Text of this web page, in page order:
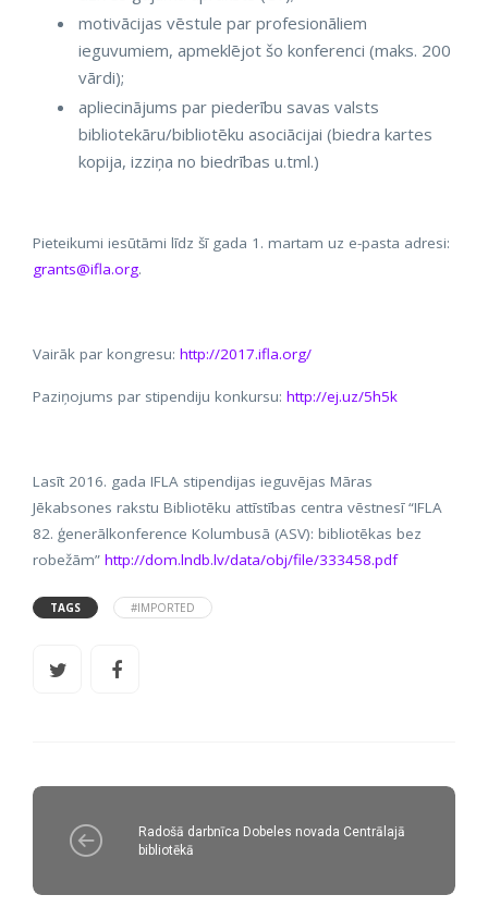
motivācijas vēstule par profesionāliem
ieguvumiem, apmeklējot šo konferenci (maks. 200
vārdi);
apliecinājums par piederību savas valsts
bibliotekāru/bibliotēku asociācijai (biedra kartes
kopija, izziņa no biedrības u.tml.)
Pieteikumi iesūtāmi līdz šī gada 1. martam uz e-pasta adresi:
grants@ifla.org.
Vairāk par kongresu: http://2017.ifla.org/
Paziņojums par stipendiju konkursu: http://ej.uz/5h5k
Lasīt 2016. gada IFLA stipendijas ieguvējas Māras
Jēkabsones rakstu Bibliotēku attīstības centra vēstnesī “IFLA
82. ģenerālkonference Kolumbusā (ASV): bibliotēkas bez
robežām” http://dom.lndb.lv/data/obj/file/333458.pdf
TAGS #IMPORTED
Radošā darbnīca Dobeles novada Centrālajā
bibliotēkā